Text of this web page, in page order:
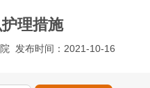
理措施
发布时间：2021-10-16